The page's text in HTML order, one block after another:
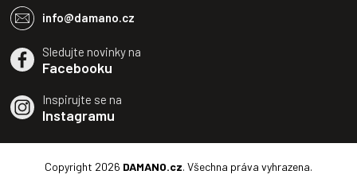
info@damano.cz
Sledujte novinky na
Facebooku
Inspirujte se na
Instagramu
Copyright 2026 DAMANO.cz. Všechna práva vyhrazena.